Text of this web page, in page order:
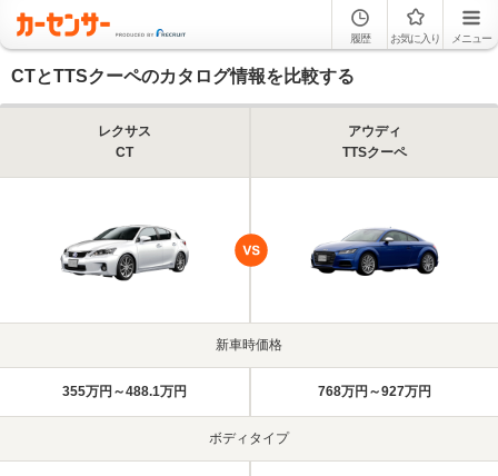
履歴 お気に入り メニュー
CTとTTSクーペのカタログ情報を比較する
レクサス
CT
アウディ
TTSクーペ
新車時価格
355万円～488.1万円 768万円～927万円
ボディタイプ